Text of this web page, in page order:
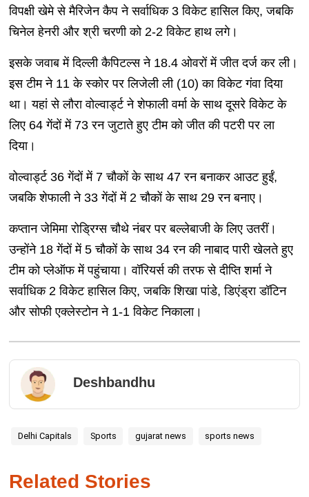
विपक्षी खेमे से मैरिजेन कैप ने सर्वाधिक 3 विकेट हासिल किए, जबकि
चिनेल हेनरी और श्री चरणी को 2-2 विकेट हाथ लगे।
इसके जवाब में दिल्ली कैपिटल्स ने 18.4 ओवरों में जीत दर्ज कर ली।
इस टीम ने 11 के स्कोर पर लिजेली ली (10) का विकेट गंवा दिया
था। यहां से लौरा वोल्वार्ड्ट ने शेफाली वर्मा के साथ दूसरे विकेट के
लिए 64 गेंदों में 73 रन जुटाते हुए टीम को जीत की पटरी पर ला
दिया।
वोल्वार्ड्ट 36 गेंदों में 7 चौकों के साथ 47 रन बनाकर आउट हुईं,
जबकि शेफाली ने 33 गेंदों में 2 चौकों के साथ 29 रन बनाए।
कप्तान जेमिमा रोड्रिग्स चौथे नंबर पर बल्लेबाजी के लिए उतरीं।
उन्होंने 18 गेंदों में 5 चौकों के साथ 34 रन की नाबाद पारी खेलते हुए
टीम को प्लेऑफ में पहुंचाया। वॉरियर्स की तरफ से दीप्ति शर्मा ने
सर्वाधिक 2 विकेट हासिल किए, जबकि शिखा पांडे, डिएंड्रा डॉटिन
और सोफी एक्लेस्टोन ने 1-1 विकेट निकाला।
Deshbandhu
Delhi Capitals Sports gujarat news sports news
Related Stories